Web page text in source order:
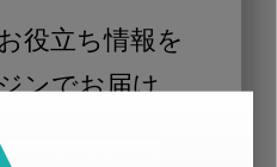
役立ち情報を
ンでお届け